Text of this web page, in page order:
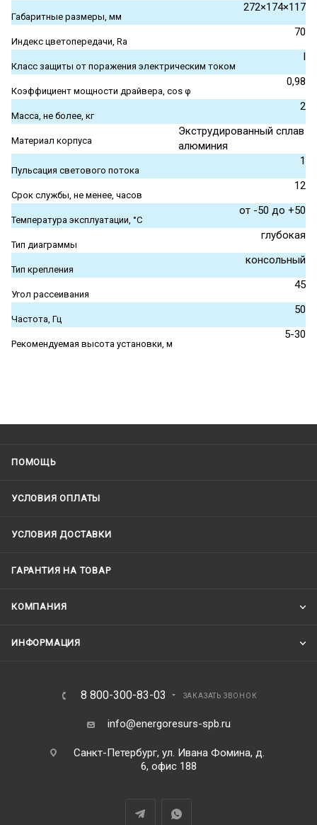
Габаритные размеры, мм
272×174×117
Индекс цветопередачи, Ra
70
Класс защиты от поражения электрическим током
I
Коэффициент мощности драйвера, cos φ
0,98
Масса, не более, кг
2
Материал корпуса
Экструдированный сплав
алюминия
Пульсация светового потока
1
Срок службы, не менее, часов
12
Температура эксплуатации, °С
от -50 до +50
Тип диаграммы
глубокая
Тип крепления
консольный
Угол рассеивания
45
Частота, Гц
50
Рекомендуемая высота установки, м
5-30
ПОМОЩЬ
УСЛОВИЯ ОПЛАТЫ
УСЛОВИЯ ДОСТАВКИ
ГАРАНТИЯ НА ТОВАР
КОМПАНИЯ
ИНФОРМАЦИЯ
8 800-300-83-03 ЗАКАЗАТЬ ЗВОНОК
info@energoresurs-spb.ru
Санкт-Петербург, ул. Ивана Фомина, д.
6, офис 188